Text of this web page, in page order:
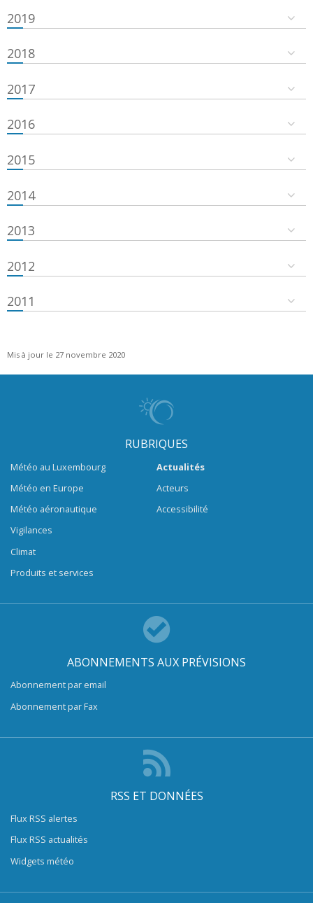
2019
2018
2017
2016
2015
2014
2013
2012
2011
Mis à jour le 27 novembre 2020
RUBRIQUES
Météo au Luxembourg
Météo en Europe
Météo aéronautique
Vigilances
Climat
Produits et services
Actualités
Acteurs
Accessibilité
ABONNEMENTS AUX PRÉVISIONS
Abonnement par email
Abonnement par Fax
RSS ET DONNÉES
Flux RSS alertes
Flux RSS actualités
Widgets météo